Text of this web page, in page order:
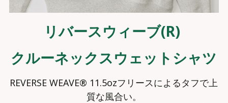
リバースウィーブ(R)
クルーネックスウェットシャツ
REVERSE WEAVE® 11.5ozフリースによるタフで上
質な風合い。